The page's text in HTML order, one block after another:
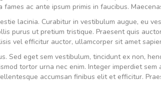
fames ac ante ipsum primis in faucibus.
lacinia. Curabitur in vestibulum augue, eu
purus ut pretium tristique. Praesent quis
vel efficitur auctor, ullamcorper sit amet
Sed eget sem vestibulum, tincidunt ex non,
tortor urna nec enim. Integer imperdiet
accumsan finibus elit et efficitur.